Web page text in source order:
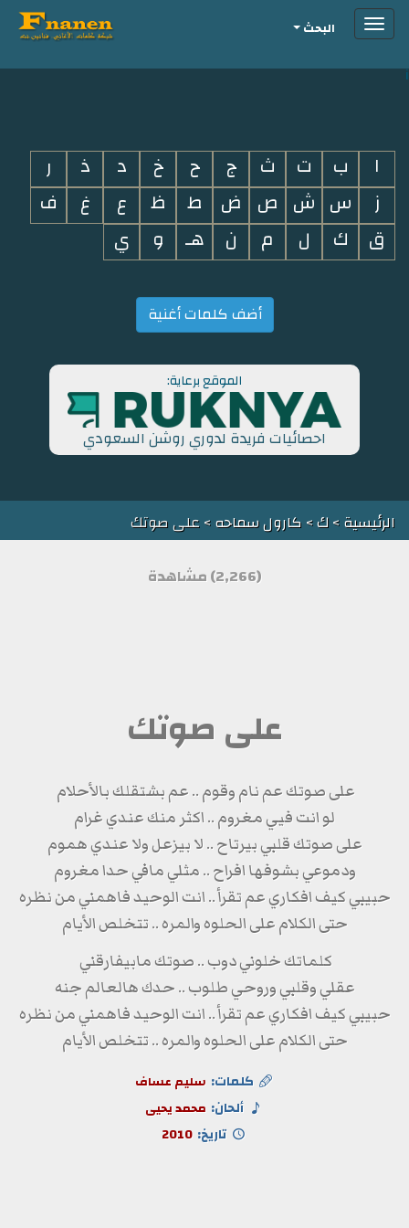
i
Toggleالبحث
ا ب ت ث ج ح خ د ذ
ر
ز
س ش ص ض ط ظ ع غ
ف
ق
ك ل م ن هـ و ي
أضف كلمات أغنية
الموقع برعاية:
احصائيات فريدة لدوري روشن السعودي
الرئيسية>ك> كارول سماحه> على صوتك
(2,266) مشاهدة
على صوتك
على صوتك عم نام وقوم .. عم بشتقلك بالأحلام
لو انت فيي مغروم .. اكثر منك عندي غرام
على صوتك قلبي بيرتاح .. لا بيزعل ولا عندي هموم
ودموعي بشوفها افراح .. مثلي مافي حدا مغروم
حبيبي كيف افكاري عم تقرأ .. انت الوحيد فاهمني من نظره
حتى الكلام على الحلوه والمره .. تتخلص الأيام
كلماتك خلوني دوب .. صوتك مابيفارقني
عقلي وقلبي وروحي طلوب .. حدك هالعالم جنه
حبيبي كيف افكاري عم تقرأ .. انت الوحيد فاهمني من نظره
حتى الكلام على الحلوه والمره .. تتخلص الأيام
كلمات: سليم عساف
ألحان: محمد يحيى
تاريخ: 2010